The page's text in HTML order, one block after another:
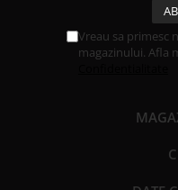
Vreau sa primesc
magazinului. Afla